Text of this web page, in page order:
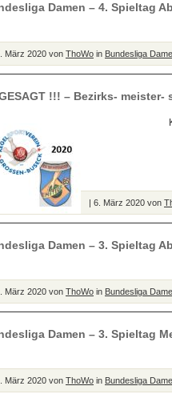
Damen – 4. Spieltag
März 2020 von ThoWo in Bundesliga
!!! – Bezirks-
| 6. März 2020 von
Damen – 3. Spieltag
März 2020 von ThoWo in Bundesliga
Damen – 3. Spieltag
März 2020 von ThoWo in Bundesliga